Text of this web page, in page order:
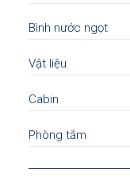
Bình nước ngọt
Vật liệu
Cabin
Phòng tắm